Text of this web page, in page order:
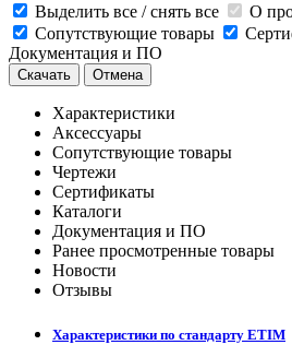
Выделить все / снять все
О
Сопутствующие товары
Документация и ПО
Скачать Отмена
Характеристики
Аксессуары
Сопутствующие товары
Чертежи
Сертификаты
Каталоги
Документация и ПО
Ранее просмотренные товары
Новости
Отзывы
Характеристики по стандарту ETIM